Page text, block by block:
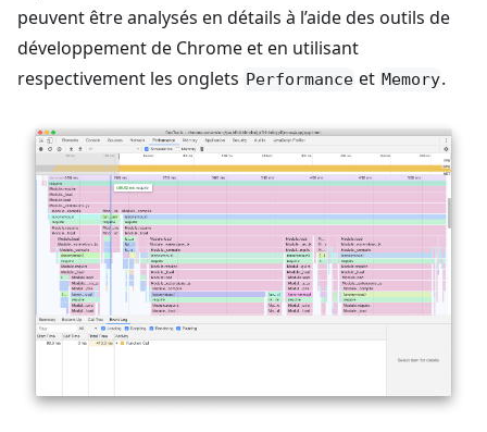
peuvent être analysés en détails à l’aide des outils de
développement de Chrome et en utilisant
respectivement les onglets Performance et Memory.